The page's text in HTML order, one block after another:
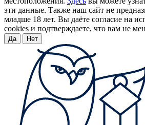
эти данные. Также наш сайт не
младше 18 лет. Вы даёте согласие на
cookies и подтверждаете, что вам не
Да Нет